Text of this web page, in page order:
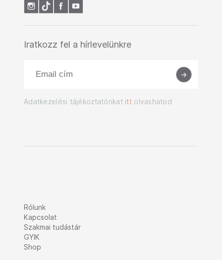
Iratkozz fel a hírlevelünkre
Adatkezelési tájékoztatónkat ittolvashatod
Rólunk
Kapcsolat
Szakmai tudástár
GYIK
Shop